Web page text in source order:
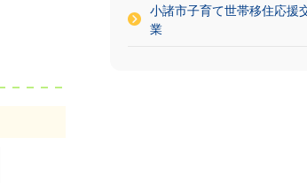
小諸市子育て世帯移住応援
業